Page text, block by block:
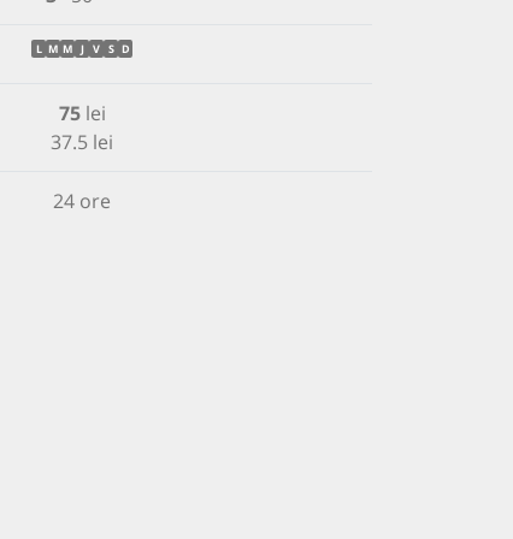
L M M J V S D
75lei
37.5 lei
24 ore